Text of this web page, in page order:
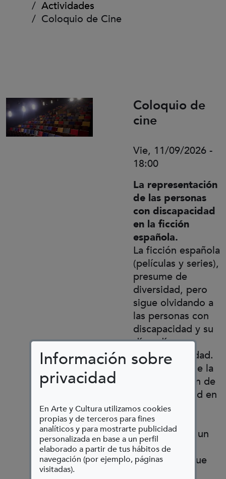
Información sobre
privacidad
En Arte y Cultura utilizamos cookies
propias y de terceros para fines
analíticos y para mostrarte publicidad
personalizada en base a un perfil
elaborado a partir de tus hábitos de
navegación (por ejemplo, páginas
visitadas).
Actividades
Coloquio de Cine
Coloquio de
cine
Vie, 11/09/2026 -
18:00
La representación
de las personas
con discapacidad
en la ficción
española.
La ficción española
(películas y series),
presume de
diversidad, pero
sigue olvidando a
las personas con
discapacidad y su
día a día en
nuestra sociedad.
A pesar de que la
representación de
la discapacidad en
la ficción
audiovisual
española vive un
momento de
crecimiento que